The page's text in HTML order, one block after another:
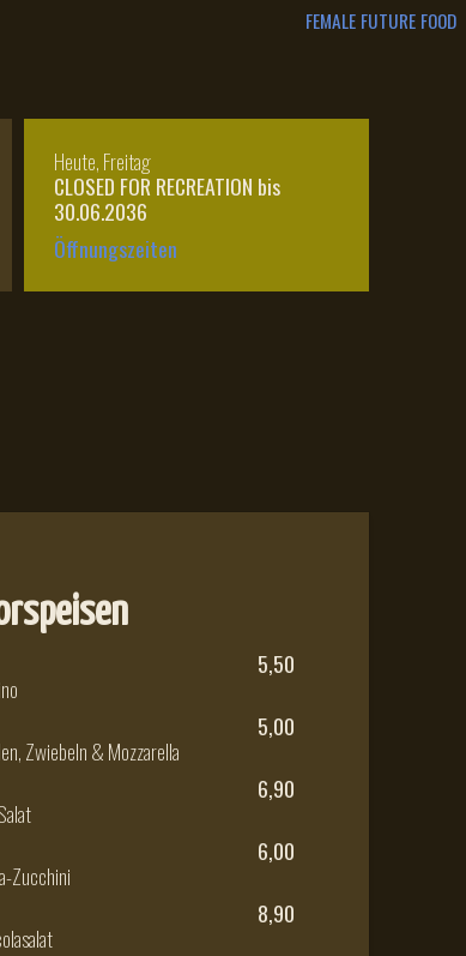
FEMALE FUTURE FOOD
Heute, Freitag
CLOSED FOR RECREATION bis
30.06.2036
Öffnungszeiten
5,50
Zwiebeln & Mozzarella
5,00
6,90
Zucchini
6,00
8,90